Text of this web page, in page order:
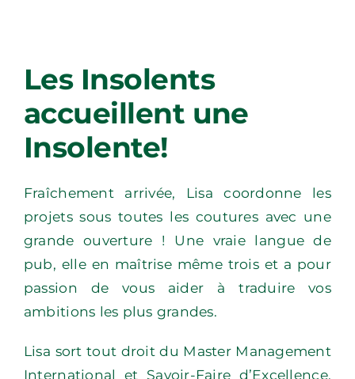
L'AGENCE DE COM' PAS CONNE
LES GRANDES GUEULES DES PETITS CONS
POUR LES CURIEUX
Les Insolents
accueillent une
Insolente!
Fraîchement arrivée, Lisa coordonne les
projets sous toutes les coutures avec une
grande ouverture ! Une vraie langue de
pub, elle en maîtrise même trois et a pour
passion de vous aider à traduire vos
ambitions les plus grandes.
Lisa sort tout droit du Master Management
International et Savoir-Faire d’Excellence,